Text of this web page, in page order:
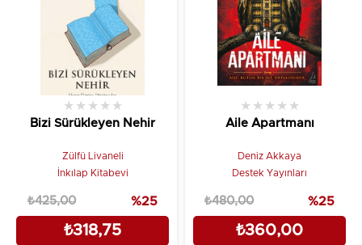
Bizi Sürükleyen Nehir
★ ★ ★ ★ ★
Zülfü Livaneli
İnkılap Kitabevi
₺318,75
₺425,00 %25
Aile Apartmanı
★ ★ ★ ★ ★
Deniz Akkaya
Destek Yayınları
₺360,00
₺480,00 %25